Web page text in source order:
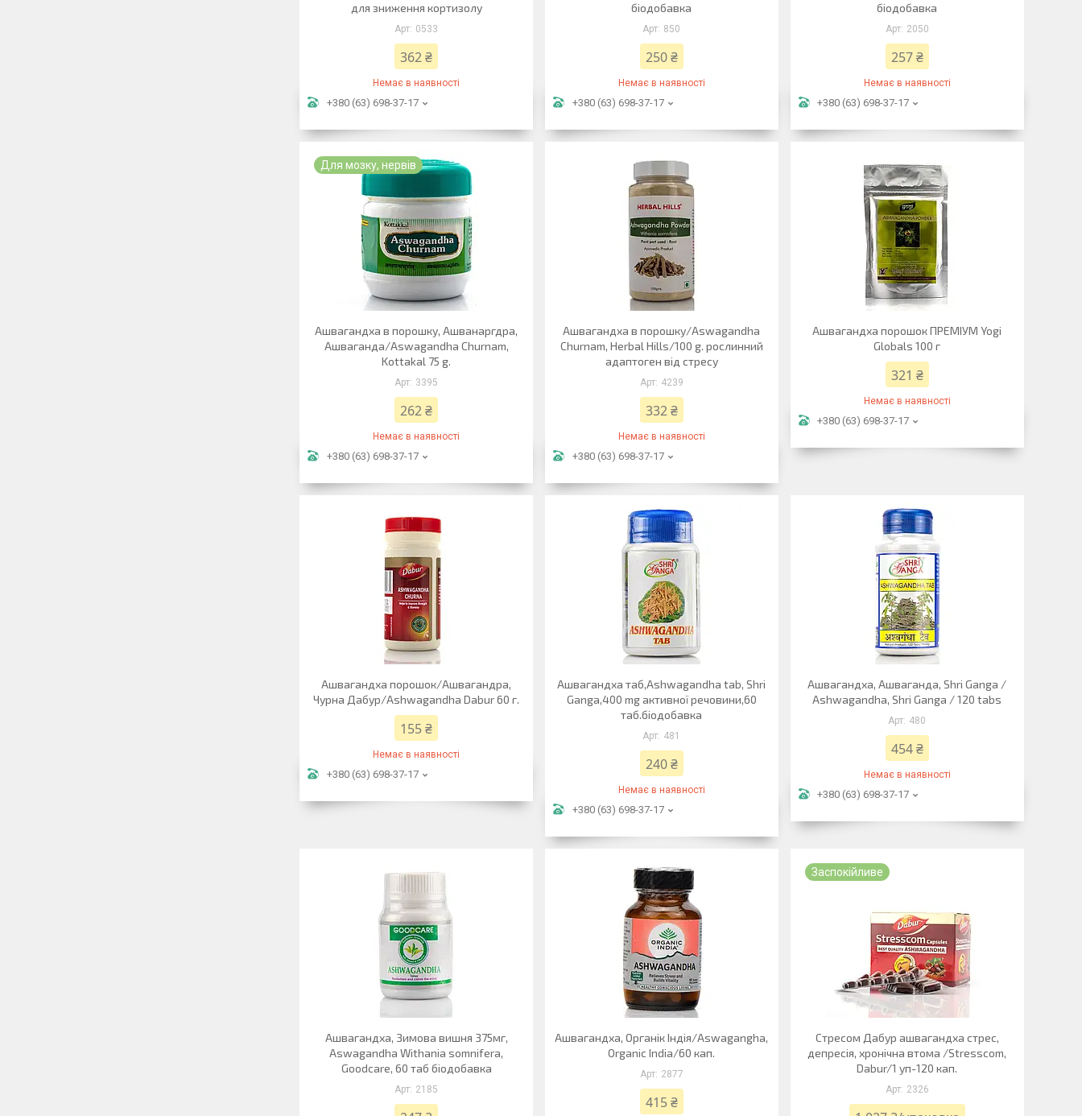
для зниження кортизолу
0533
362 ₴
Немає в наявності
+380 (63) 698-37-17
біодобавка
850
250 ₴
Немає в наявності
+380 (63) 698-37-17
біодобавка
2050
257 ₴
Немає в наявності
+380 (63) 698-37-17
Для мозку, нервів
Ашвагандха в порошку, Ашванаргдра,
Ашваганда/Aswagandha Churnam,
Kottakal 75 g.
3395
262 ₴
Немає в наявності
+380 (63) 698-37-17
Ашвагандха в порошку/Aswagandha
Churnam, Herbal Hills/100 g. рослинний
адаптоген від стресу
4239
332 ₴
Немає в наявності
+380 (63) 698-37-17
Ашвагандха порошок ПРЕМІУМ Yogi
Globals 100 г
321 ₴
Немає в наявності
+380 (63) 698-37-17
Ашвагандха порошок/Ашвагандра,
Чурна Дабур/Ashwagandha Dabur 60 г.
155 ₴
Немає в наявності
+380 (63) 698-37-17
Ашвагандха таб,Ashwagandha tab, Shri
Ganga,400 mg активної речовини,60
таб.біодобавка
481
240 ₴
Немає в наявності
+380 (63) 698-37-17
Ашвагандха, Ашваганда, Shri Ganga /
Ashwagandha, Shri Ganga / 120 tabs
480
454 ₴
Немає в наявності
+380 (63) 698-37-17
Ашвагандха, Зимова вишня 375мг,
Aswagandha Withania somnifera,
Goodcare, 60 таб біодобавка
2185
Ашвагандха, Органік Індія/Aswagangha,
Organic India/60 кап.
2877
415 ₴
Заспокійливе
Стресом Дабур ашвагандха стрес,
депресія, хронічна втома /Stresscom,
Dabur/1 уп-120 кап.
2326